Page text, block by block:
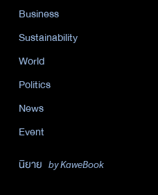
Business
Sustainability
World
Politics
News
Event
นิยาย by KaweBook